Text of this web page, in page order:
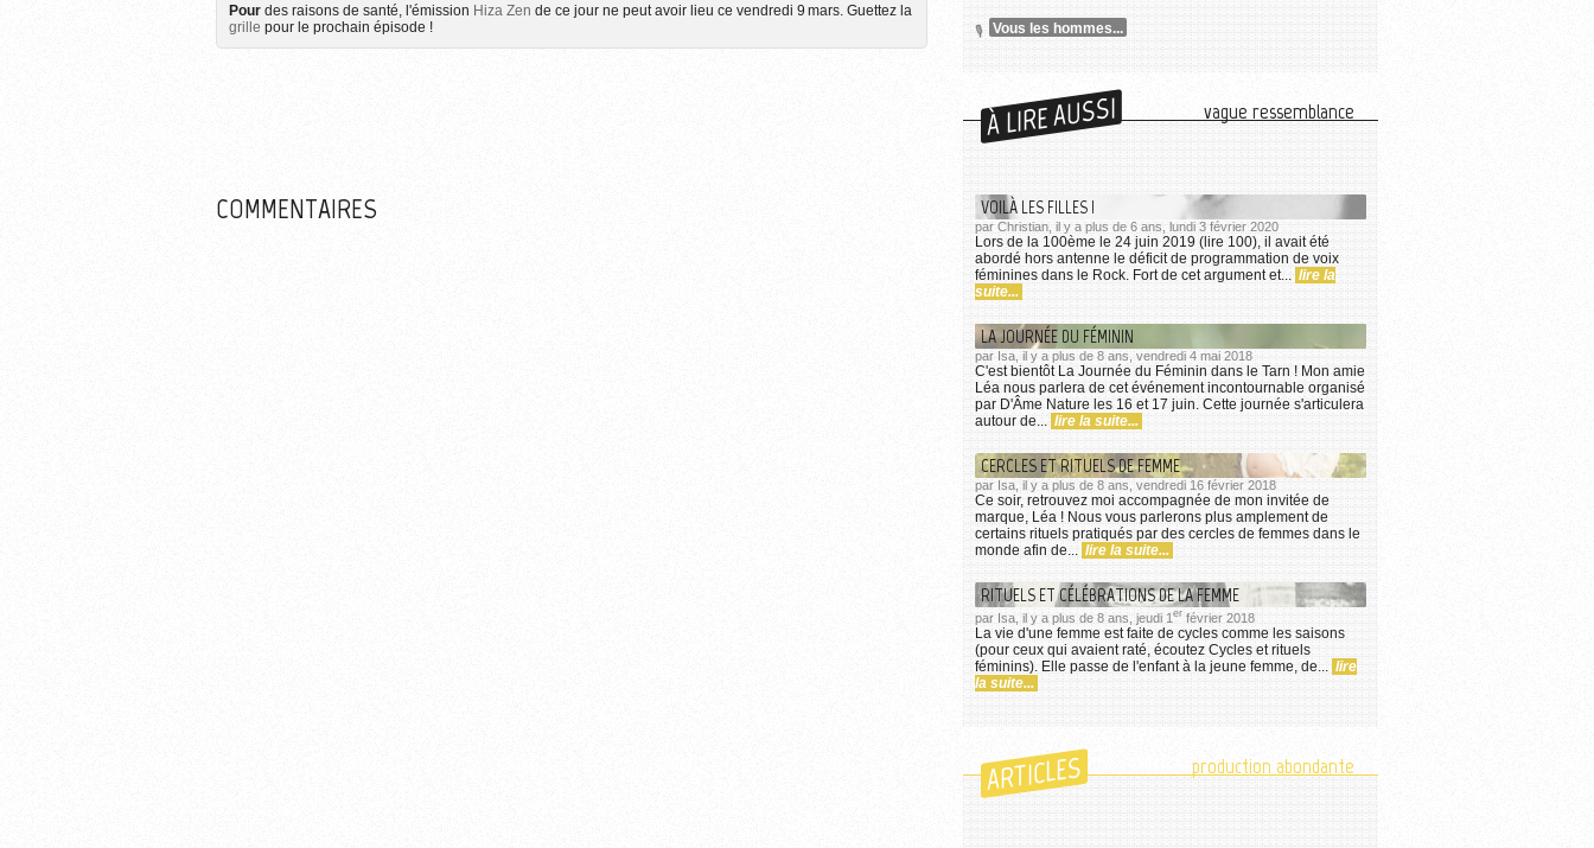
Pour des raisons de santé, l'émission Hiza Zen de ce jour ne peut avoir lieu ce vendredi 9 mars. Guettez la
grille pour le prochain épisode !
COMMENTAIRES
Vous les hommes...
À LIRE AUSSI vague ressemblance
VOILÀ LES FILLES !
par Christian, il y a plus de 6 ans, lundi 3 février 2020
Lors de la 100ème le 24 juin 2019 (lire 100), il avait été
abordé hors antenne le déficit de programmation de voix
féminines dans le Rock. Fort de cet argument et... lire la
suite...
LA JOURNÉE DU FÉMININ
par Isa, il y a plus de 8 ans, vendredi 4 mai 2018
C'est bientôt La Journée du Féminin dans le Tarn ! Mon amie
Léa nous parlera de cet événement incontournable organisé
par D'Âme Nature les 16 et 17 juin. Cette journée s'articulera
autour de... lire la suite...
CERCLES ET RITUELS DE FEMME
par Isa, il y a plus de 8 ans, vendredi 16 février 2018
Ce soir, retrouvez moi accompagnée de mon invitée de
marque, Léa ! Nous vous parlerons plus amplement de
certains rituels pratiqués par des cercles de femmes dans le
monde afin de... lire la suite...
RITUELS ET CÉLÉBRATIONS DE LA FEMME
par Isa, il y a plus de 8 ans, jeudi 1 er février 2018
La vie d'une femme est faite de cycles comme les saisons
(pour ceux qui avaient raté, écoutez Cycles et rituels
féminins). Elle passe de l'enfant à la jeune femme, de...
lire
la suite...
ARTICLES production abondante